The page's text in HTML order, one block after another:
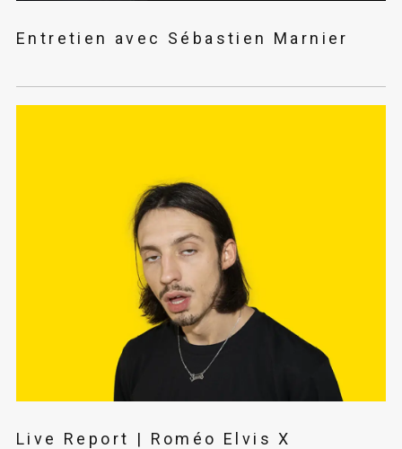
Entretien avec Sébastien Marnier
Live Report | Roméo Elvis X